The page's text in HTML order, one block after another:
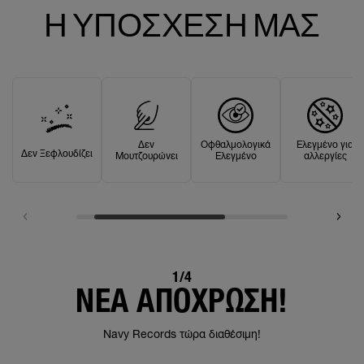
Η ΥΠΟΣΧΕΣΗ ΜΑΣ
Δεν Ξεφλουδίζει
Δεν
Μουτζουρώνει
Οφθαλμολογικά
Ελεγμένο
Ελεγμένο για
αλλεργίες
1/4
NEA ΑΠΟΧΡΩΣΗ!
Navy Records τώρα διαθέσιμη!